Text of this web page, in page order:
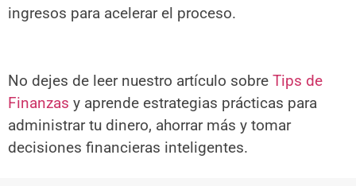
ingresos para acelerar el proceso.
No dejes de leer nuestro artículo sobre Tips de
Finanzas y aprende estrategias prácticas para
administrar tu dinero, ahorrar más y tomar
decisiones financieras inteligentes.